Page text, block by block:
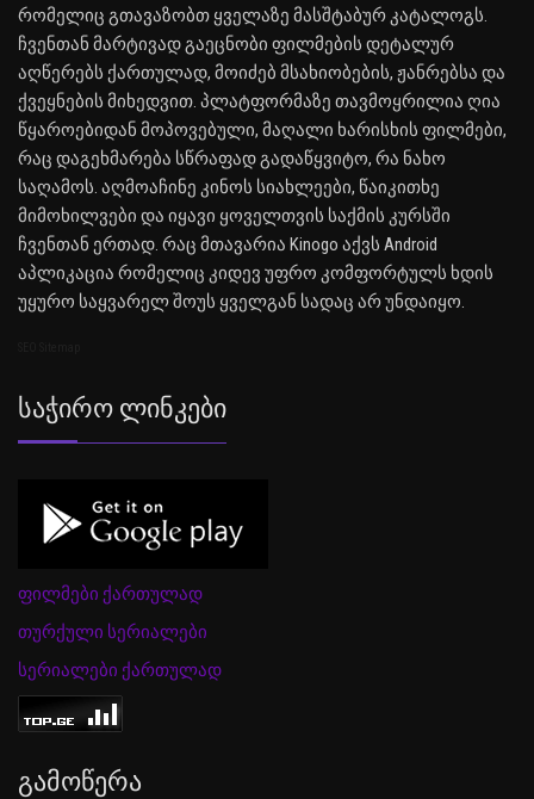
რომელიც გთავაზობთ ყველაზე მასშტაბურ კატალოგს.
ჩვენთან მარტივად გაეცნობი ფილმების დეტალურ
აღწერებს ქართულად, მოიძებ მსახიობების, ჟანრებსა და
ქვეყნების მიხედვით. პლატფორმაზე თავმოყრილია ღია
წყაროებიდან მოპოვებული, მაღალი ხარისხის ფილმები,
რაც დაგეხმარება სწრაფად გადაწყვიტო, რა ნახო
საღამოს. აღმოაჩინე კინოს სიახლეები, წაიკითხე
მიმოხილვები და იყავი ყოველთვის საქმის კურსში
ჩვენთან ერთად. რაც მთავარია Kinogo აქვს Android
აპლიკაცია რომელიც კიდევ უფრო კომფორტულს ხდის
უყურო საყვარელ შოუს ყველგან სადაც არ უნდაიყო.
Საჭირო Ლინკები
ფილმები ქართულად
თურქული სერიალები
სერიალები ქართულად
Გამოწერა